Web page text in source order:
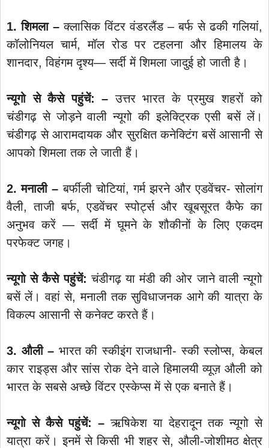
1. शिमला – क्लासिक विंटर वंडरलैंड – बर्फ से ढकी गलियां,
कॉलोनियल चार्म, मॉल रोड पर टहलना और हिमालय के
शानदार, विहंगम दृश्‍य— सर्दी में शिमला जादुई हो जाती है।
न्यूगो से कैसे पहुंचें: –उत्तर भारत के प्रमुख शहरों को
चंडीगढ़ से जोड़ने वाली न्यूगो की इलेक्ट्रिक एसी बसें लें।
चंडीगढ़ से आरामदायक और सुरक्षित कनेक्टिंग बसें आसानी से
आपको शिमला तक ले जाती हैं।
2. मनाली – बर्फीली चोटियां, गर्म झरने और एडवेंचर- सोलांग
वैली, ताजी बर्फ, एडवेंचर स्पोर्ट्स और खूबसूरत कैफे का
अनुभव करें — सर्दी में घूमने के शौकीनों के लिए एकदम
परफेक्ट जगह।
न्यूगो से कैसे पहुंचें: चंडीगढ़ या मंडी की ओर जाने वाली न्यूगो
बसें लें। वहां से, मनाली तक सुविधाजनक आगे की यात्रा के
विकल्प आसानी से कनेक्ट करते हैं।
3. औली – भारत की स्कीइंग राजधानी- स्की स्लोप्स, केबल
कार राइड्स और सांस रोक देने वाले हिमालयी व्यूज़ औली को
भारत के सबसे अच्छे विंटर एस्केप्स में से एक बनाते हैं।
न्यूगो से कैसे पहुंचें: –ऋषिकेश या देहरादून तक न्यूगो से
यात्रा करें। इनमें से किसी भी शहर से, औली-जोशीमठ क्षेत्र